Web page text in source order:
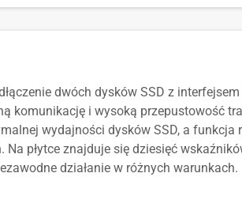
dwóch dysków SSD z
komunikację i wysoką przepustowość
wydajności dysków SSD, a funkcja
płytce znajduje się dziesięć
działanie w różnych warunkach.